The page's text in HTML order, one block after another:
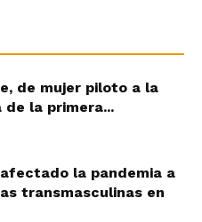
de mujer piloto a la
la primera...
afectado la pandemia a
transmasculinas en